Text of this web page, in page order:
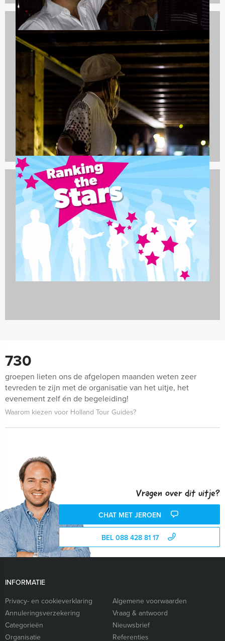
Dagarrangementen
970 uitjes
Teambuilding
2167 uitjes
730
groepen lieten ons de afgelopen maanden weten zeer
tevreden te zijn met de organisatie van het uitje, het
evenement zelf én de begeleiding!
Waarom kiezen voor Holland Tour Guides?
Vragen over dit uitje?
CHAT MET JEROEN
BEL 088 428 81 17
INFORMATIE
Privacy- en cookieverklaring
Algemene voorwaarden
Annuleringsverzekering
Vraag & antwoord
Categorieën
Nieuwsbrief
Organisatie
Referenties